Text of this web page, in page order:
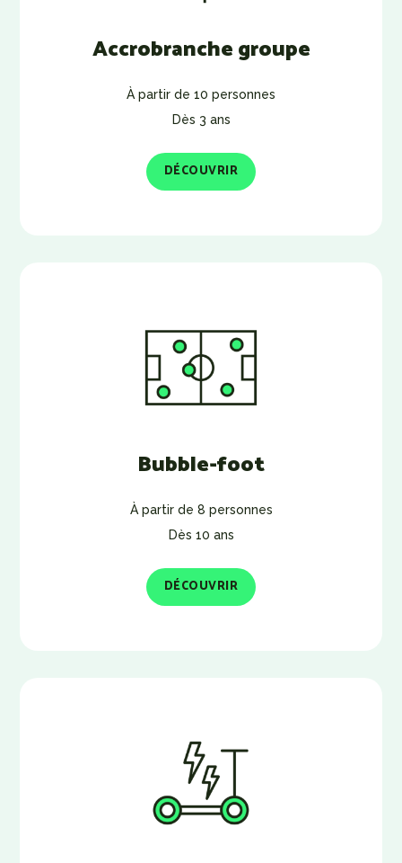
Accrobranche groupe
À partir de 10 personnes
Dès 3 ans
DÉCOUVRIR
Bubble-foot
À partir de 8 personnes
Dès 10 ans
DÉCOUVRIR